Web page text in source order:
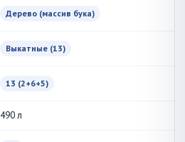
Дерево (массив бука)
Выкатные (13)
13 (2+6+5)
490 л